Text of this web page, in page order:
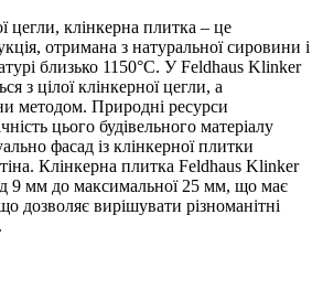
цегли, клінкерна плитка – це
отримана з натуральної сировини і
близько 1150°C. У Feldhaus Klinker
з цілої клінкерної цегли, а
методом. Природні ресурси
цього будівельного матеріалу
фасад із клінкерної плитки
Клінкерна плитка Feldhaus Klinker
9 мм до максимальної 25 мм, що має
дозволяє вирішувати різноманітні